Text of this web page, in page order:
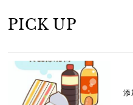
PICK UP
添